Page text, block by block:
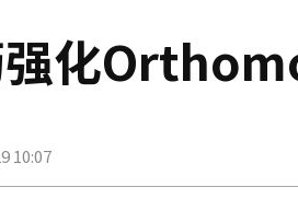
化
10:07